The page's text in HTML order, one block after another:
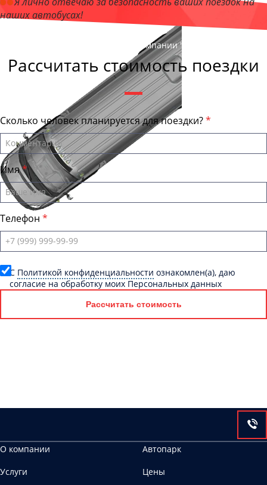
наших автобусах!
, директор компании "ОмскБас"
Рассчитать стоимость поездки
Сколько человек планируется для поездки?
Имя
Телефон
C Политикой конфиденциальности ознакомлен(а), даю
согласие на обработку моих Персональных данных
Рассчитать стоимость
О компании
Автопарк
Услуги
Цены